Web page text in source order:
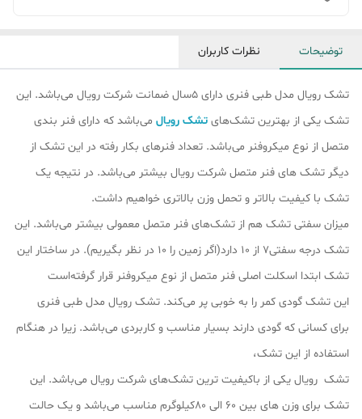
توضیحات نظرات کاربران
تشک رویال مدل طبی فنری دارای 5سال ضمانت شرکت رویال می‌باشد. این
تشک یکی از بهترین تشک‌های تشک رویال می‌باشد که دارای فنر بندی
متصل از نوع میکروفنر می‌باشد. تعداد فنرهای بکار رفته در این تشک از
دیگر تشک ‌های فنر متصل شرکت رویال بیشتر می‌باشد. در نتیجه یک
تشک با کیفیت بالاتر و تحمل وزن بالاتری خواهیم داشت.
میزان سفتی تشک هم از تشک‎‌های فنر متصل معمولی بیشتر می‌باشد. این
تشک درجه سفتی7 از 10 دارد(اگر زمین را 10 در نظر بگیریم). در ساختار این
تشک ابتدا اسکلت اصلی فنر متصل از نوع میکروفنر قرار گرفته‌است
این تشک گودی کمر را به خوبی پر می‌کند. تشک رویال مدل طبی فنری
برای کسانی که گودی دارند بسیار مناسب و کاربردی می‌باشد. زیرا در هنگام
استفاده از این تشک،
تشک رویال یکی از باکیفیت ترین تشک‌های شرکت رویال می‌باشد. این
تشک برای وزن های بین 60 الی 80کیلوگرم مناسب می‌باشد و یک حالت